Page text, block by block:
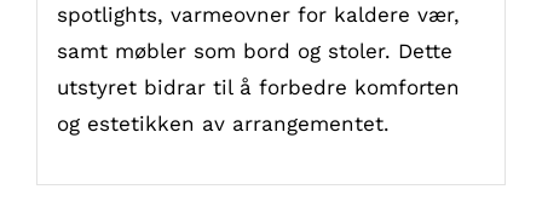
spotlights, varmeovner for kaldere vær,
samt møbler som bord og stoler. Dette
utstyret bidrar til å forbedre komforten
og estetikken av arrangementet.